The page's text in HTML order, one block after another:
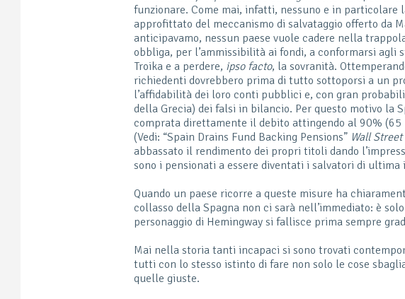
funzionare. Come mai, infatti, nessuno e in particolare
approfittato del meccanismo di salvataggio offerto da
anticipavamo, nessun paese vuole cadere nella
obbliga, per l’ammissibilità ai fondi, a conformarsi
Troika e a perdere, ipso facto, la sovranità.
richiedenti dovrebbero prima di tutto sottoporsi a un
l’affidabilità dei loro conti pubblici e, con gran
della Grecia) dei falsi in bilancio. Per questo motivo la
comprata direttamente il debito attingendo al 90% (65
(Vedi: “Spain Drains Fund Backing Pensions” Wall
abbassato il rendimento dei propri titoli dando
sono i pensionati a essere diventati i salvatori di ultima
Quando un paese ricorre a queste misure ha
collasso della Spagna non ci sarà nell’immediato: è
personaggio di Hemingway si fallisce prima sempre
Mai nella storia tanti incapaci si sono trovati
tutti con lo stesso istinto di fare non solo le cose
quelle giuste.